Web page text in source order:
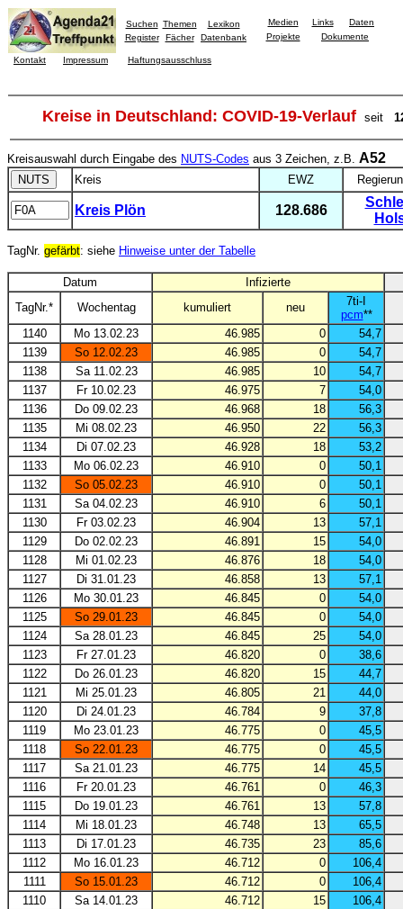
Suchen Themen
Lexikon
Register
Fächer Datenbank
Medien Links
Daten
Projekte
Dokumente
Kontakt Impressum Haftungsausschluss
Kreise in Deutschland: COVID-19-Verlauf seit
Kreisauswahl durch Eingabe des NUTS-Codes aus 3 Zeichen, z.B. A52
Kreis EWZ
Kreis Plön 128.686
TagNr. gefärbt: siehe Hinweise unter der Tabelle
Datum
Infizierte
TagNr.*
Wochentag kumuliert neu
7ti-I
pcm**
1140
Mo 13.02.23 46.985 0
54,7
1139
So 12.02.23 46.985 0
54,7
1138
Sa 11.02.23 46.985 10
54,7
1137
Fr 10.02.23 46.975 7
54,0
1136
Do 09.02.23 46.968 18
56,3
1135
Mi 08.02.23 46.950 22
56,3
1134
Di 07.02.23 46.928 18
53,2
1133
Mo 06.02.23 46.910 0
50,1
1132
So 05.02.23 46.910 0
50,1
1131
Sa 04.02.23 46.910 6
50,1
1130
Fr 03.02.23 46.904 13
57,1
1129
Do 02.02.23 46.891 15
54,0
1128
Mi 01.02.23 46.876 18
54,0
1127
Di 31.01.23 46.858 13
57,1
1126
Mo 30.01.23 46.845 0
54,0
1125
So 29.01.23 46.845 0
54,0
1124
Sa 28.01.23 46.845 25
54,0
1123
Fr 27.01.23 46.820 0
38,6
1122
Do 26.01.23 46.820 15
44,7
1121
Mi 25.01.23 46.805 21
44,0
1120
Di 24.01.23 46.784 9
37,8
1119
Mo 23.01.23 46.775 0
45,5
1118
So 22.01.23 46.775 0
45,5
1117
Sa 21.01.23 46.775 14
45,5
1116
Fr 20.01.23 46.761 0
46,3
1115
Do 19.01.23 46.761 13
57,8
1114
Mi 18.01.23 46.748 13
65,5
1113
Di 17.01.23 46.735 23
85,6
1112
Mo 16.01.23 46.712 0
106,4
1111
So 15.01.23 46.712 0
106,4
1110
Sa 14.01.23 46.712 15
106,4